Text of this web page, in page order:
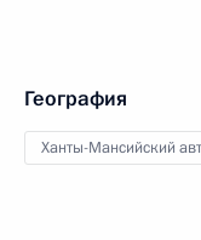
География
Ханты-Мансийский